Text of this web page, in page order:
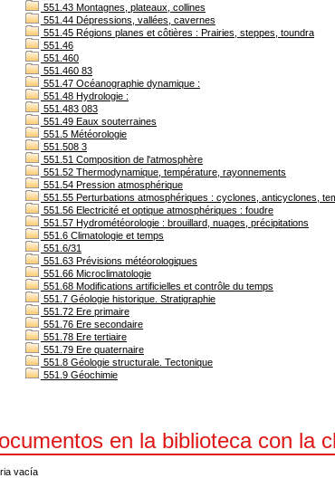
551.43 Montagnes, plateaux, collines
551.44 Dépressions, vallées, cavernes
551.45 Régions planes et côtières : Prairies, steppes, toundra
551.46
551.460
551.460 83
551.47 Océanographie dynamique :
551.48 Hydrologie :
551.483 083
551.49 Eaux souterraines
551.5 Météorologie
551.508 3
551.51 Composition de l'atmosphère
551.52 Thermodynamique, température, rayonnements
551.54 Pression atmosphérique
551.55 Perturbations atmosphériques : cyclones, anticyclones,
551.56 Electricité et optique atmosphériques : foudre
551.57 Hydrométéorologie : brouillard, nuages, précipitations
551.6 Climatologie et temps
551.6/31
551.63 Prévisions météorologiques
551.66 Microclimatologie
551.68 Modifications artificielles et contrôle du temps
551.7 Géologie historique. Stratigraphie
551.72 Ere primaire
551.76 Ere secondaire
551.78 Ere tertiaire
551.79 Ere quaternaire
551.8 Géologie structurale. Tectonique
551.9 Géochimie
en la biblioteca con la
vacía